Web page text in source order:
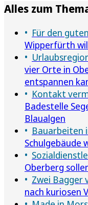
Alles zum
Für den
Wipperfürth
vier Orte in
entspannen
Kontakt
Badestelle
Blaualgen
Bauarbeiten
Schulgebäude
Oberberg
Zwei Bagger
nach kuriosen